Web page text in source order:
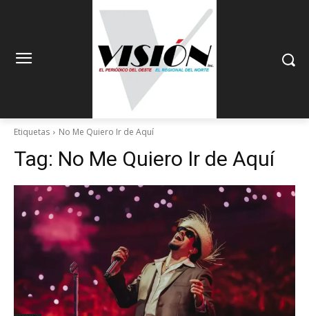
Etiquetas No Me Quiero Ir de Aquí
Tag: No Me Quiero Ir de Aquí